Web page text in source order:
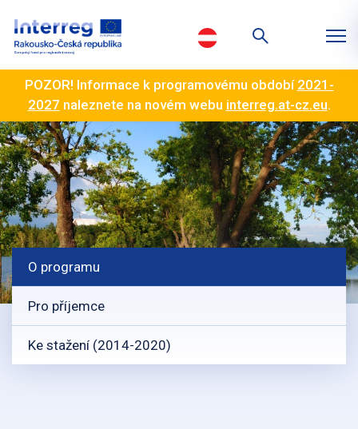
POZOR! Informace k programovému období 2021-
2027 naleznete na novém webu interreg.at-cz.eu.
O programu
Pro příjemce
Ke stažení (2014-2020)